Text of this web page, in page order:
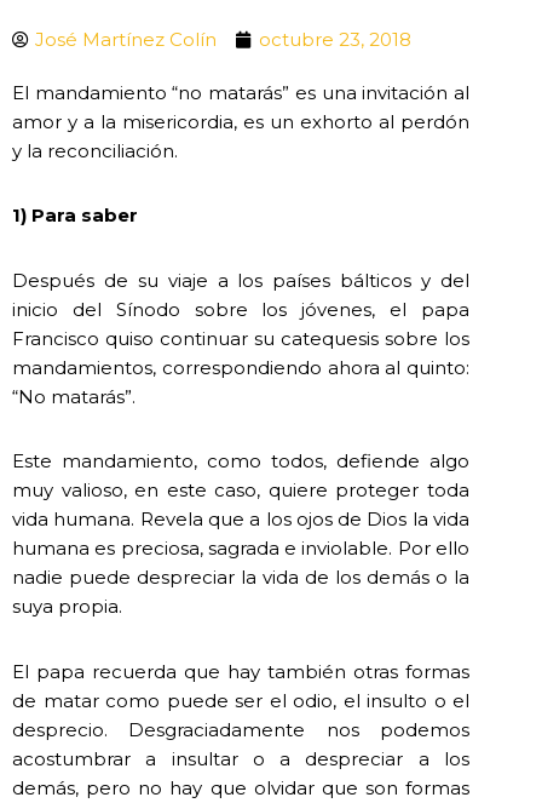
José Martínez Colín octubre 23, 2018
El mandamiento “no matarás” es una invitación al
amor y a la misericordia, es un exhorto al perdón
y la reconciliación.
1) Para saber
Después de su viaje a los países bálticos y del
inicio del Sínodo sobre los jóvenes, el papa
Francisco quiso continuar su catequesis sobre los
mandamientos, correspondiendo ahora al quinto:
“No matarás”.
Este mandamiento, como todos, defiende algo
muy valioso, en este caso, quiere proteger toda
vida humana. Revela que a los ojos de Dios la vida
humana es preciosa, sagrada e inviolable. Por ello
nadie puede despreciar la vida de los demás o la
suya propia.
El papa recuerda que hay también otras formas
de matar como puede ser el odio, el insulto o el
desprecio. Desgraciadamente nos podemos
acostumbrar a insultar o a despreciar a los
demás, pero no hay que olvidar que son formas